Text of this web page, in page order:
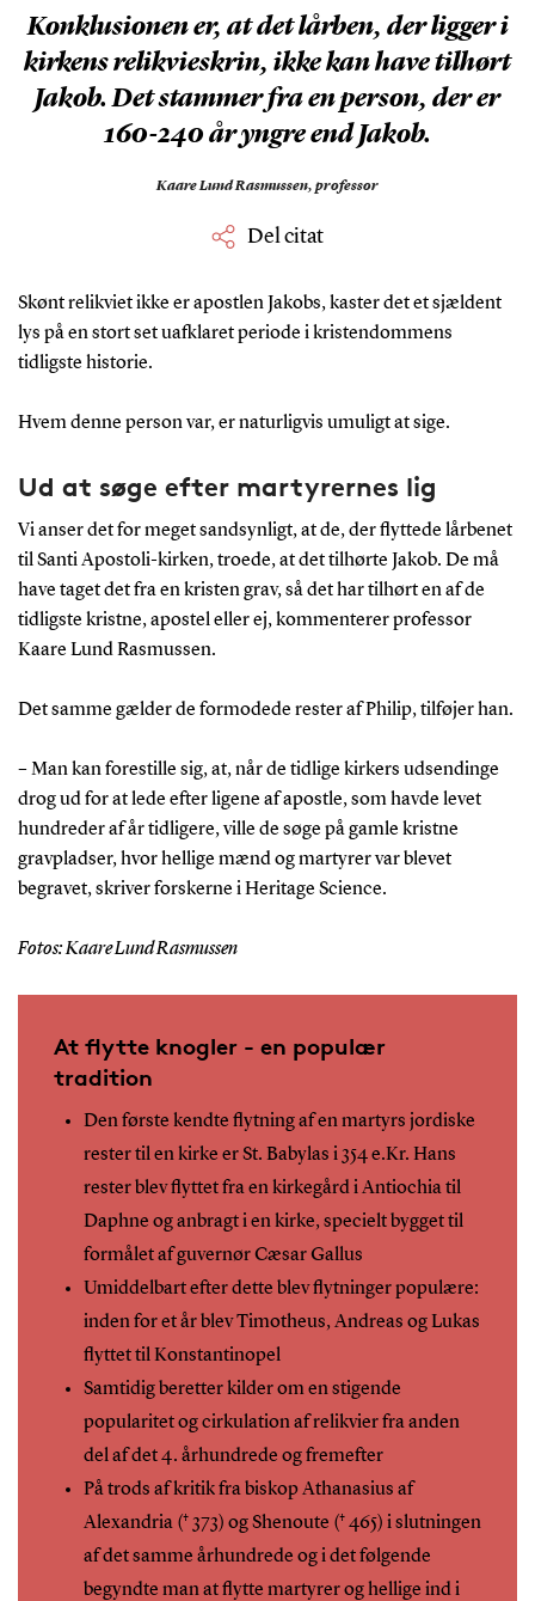
Konklusionen er, at det lårben, der ligger i
kirkens relikvieskrin, ikke kan have tilhørt
Jakob. Det stammer fra en person, der er
160-240 år yngre end Jakob.
Kaare Lund Rasmussen, professor
Del citat
Skønt relikviet ikke er apostlen Jakobs, kaster det et sjældent
lys på en stort set uafklaret periode i kristendommens
tidligste historie.
Hvem denne person var, er naturligvis umuligt at sige.
Ud at søge efter martyrernes lig
Vi anser det for meget sandsynligt, at de, der flyttede lårbenet
til Santi Apostoli-kirken, troede, at det tilhørte Jakob. De må
have taget det fra en kristen grav, så det har tilhørt en af de
tidligste kristne, apostel eller ej, kommenterer professor
Kaare Lund Rasmussen.
Det samme gælder de formodede rester af Philip, tilføjer han.
– Man kan forestille sig, at, når de tidlige kirkers udsendinge
drog ud for at lede efter ligene af apostle, som havde levet
hundreder af år tidligere, ville de søge på gamle kristne
gravpladser, hvor hellige mænd og martyrer var blevet
begravet, skriver forskerne i Heritage Science.
Fotos: Kaare Lund Rasmussen
At flytte knogler - en populær
tradition
Den første kendte flytning af en martyrs jordiske
rester til en kirke er St. Babylas i 354 e.Kr. Hans
rester blev flyttet fra en kirkegård i Antiochia til
Daphne og anbragt i en kirke, specielt bygget til
formålet af guvernør Cæsar Gallus
Umiddelbart efter dette blev flytninger populære:
inden for et år blev Timotheus, Andreas og Lukas
flyttet til Konstantinopel
Samtidig beretter kilder om en stigende
popularitet og cirkulation af relikvier fra anden
del af det 4. århundrede og fremefter
På trods af kritik fra biskop Athanasius af
Alexandria († 373) og Shenoute († 465) i slutningen
af det samme århundrede og i det følgende
begyndte man at flytte martyrer og hellige ind i